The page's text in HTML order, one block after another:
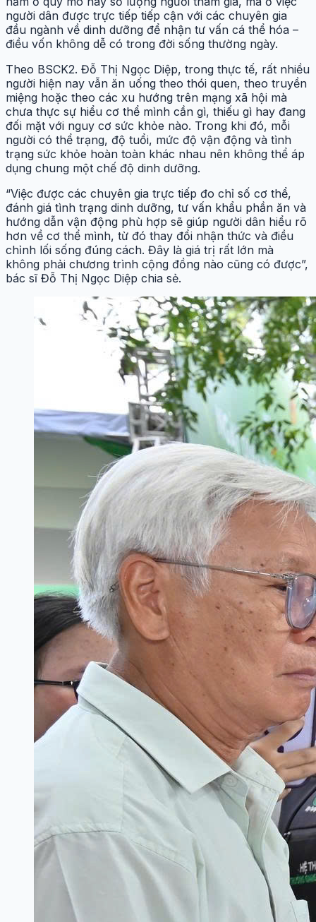
người dân được trực tiếp tiếp cận với các chuyên gia
đầu ngành về dinh dưỡng để nhận tư vấn cá thể hóa –
điều vốn không dễ có trong đời sống thường ngày.
Theo BSCK2. Đỗ Thị Ngọc Diệp, trong thực tế, rất nhiều
người hiện nay vẫn ăn uống theo thói quen, theo truyền
miệng hoặc theo các xu hướng trên mạng xã hội mà
chưa thực sự hiểu cơ thể mình cần gì, thiếu gì hay đang
đối mặt với nguy cơ sức khỏe nào. Trong khi đó, mỗi
người có thể trạng, độ tuổi, mức độ vận động và tình
trạng sức khỏe hoàn toàn khác nhau nên không thể áp
dụng chung một chế độ dinh dưỡng.
“Việc được các chuyên gia trực tiếp đo chỉ số cơ thể,
đánh giá tình trạng dinh dưỡng, tư vấn khẩu phần ăn và
hướng dẫn vận động phù hợp sẽ giúp người dân hiểu rõ
hơn về cơ thể mình, từ đó thay đổi nhận thức và điều
chỉnh lối sống đúng cách. Đây là giá trị rất lớn mà
không phải chương trình cộng đồng nào cũng có được”,
bác sĩ Đỗ Thị Ngọc Diệp chia sẻ.